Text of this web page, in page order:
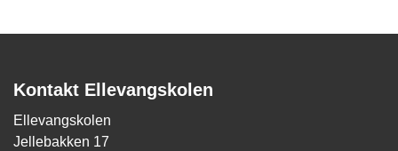
Kontakt Ellevangskolen
Ellevangskolen
Jellebakken 17